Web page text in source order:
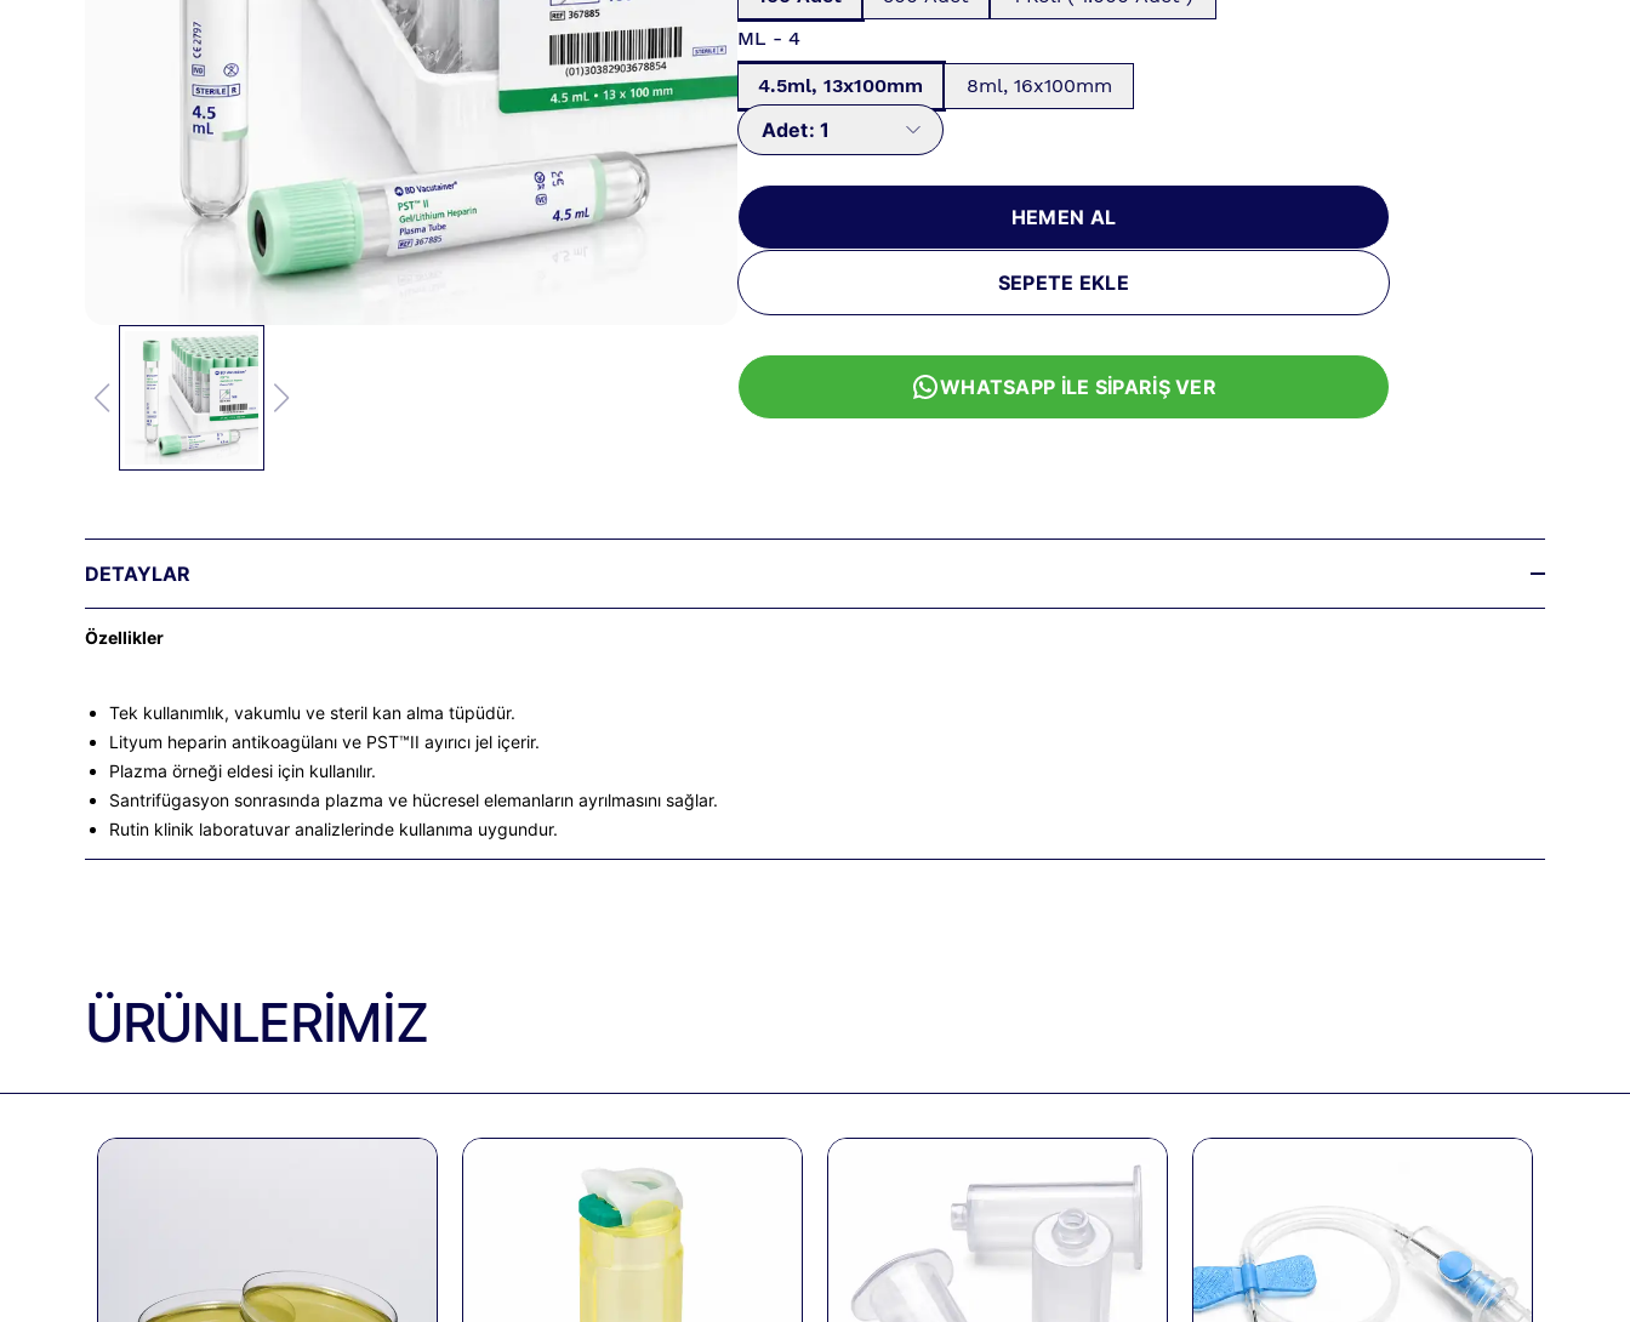
ML - 4
4.5ml, 13x100mm 8ml, 16x100mm
Adet:1
HEMEN AL
SEPETE EKLE
WHATSAPP İLE SİPARİŞ VER
DETAYLAR
Özellikler
Tek kullanımlık, vakumlu ve steril kan alma tüpüdür.
Lityum heparin antikoagülanı ve PST™II ayırıcı jel içerir.
Plazma örneği eldesi için kullanılır.
Santrifügasyon sonrasında plazma ve hücresel elemanların ayrılmasını sağlar.
Rutin klinik laboratuvar analizlerinde kullanıma uygundur.
ÜRÜNLERİMİZ